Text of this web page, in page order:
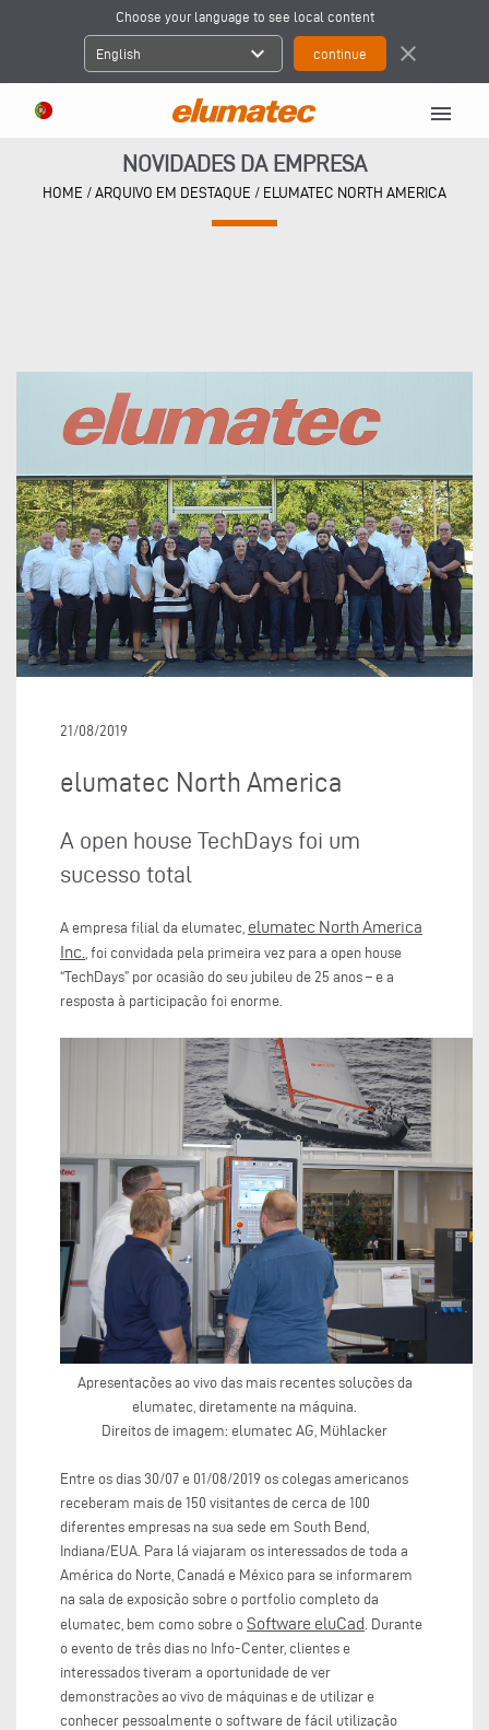
Choose your language to see local content
English expand_more close
menu
NOVIDADES DA EMPRESA
HOME / ARQUIVO EM DESTAQUE / ELUMATEC NORTH AMERICA
21/08/2019
elumatec North America
A open house TechDays foi um
sucesso total
A empresa filial da elumatec, elumatec North America
Inc. , foi convidada pela primeira vez para a open house
“TechDays” por ocasião do seu jubileu de 25 anos – e a
resposta à participação foi enorme.
Apresentações ao vivo das mais recentes soluções da
elumatec, diretamente na máquina.
Direitos de imagem: elumatec AG, Mühlacker
Entre os dias 30/07 e 01/08/2019 os colegas americanos
receberam mais de 150 visitantes de cerca de 100
diferentes empresas na sua sede em South Bend,
Indiana/EUA. Para lá viajaram os interessados de toda a
América do Norte, Canadá e México para se informarem
na sala de exposição sobre o portfolio completo da
elumatec, bem como sobre o Software eluCad . Durante
o evento de três dias no Info-Center, clientes e
interessados tiveram a oportunidade de ver
demonstrações ao vivo de máquinas e de utilizar e
conhecer pessoalmente o software de fácil utilização